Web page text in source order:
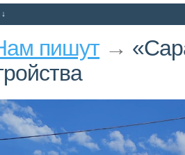
пишут →